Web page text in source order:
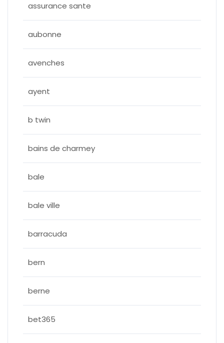
assurance sante
aubonne
avenches
ayent
b twin
bains de charmey
bale
bale ville
barracuda
bern
berne
bet365